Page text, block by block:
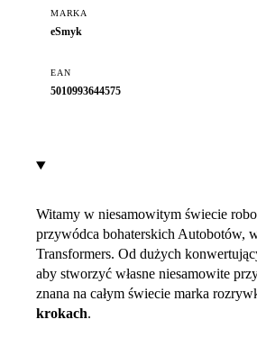
MARKA
eSmyk
EAN
5010993644575
Witamy w niesamowitym świecie
przywódca bohaterskich Autobotów,
Transformers. Od dużych
aby stworzyć własne niesamowite
znana na całym świecie marka
krokach.